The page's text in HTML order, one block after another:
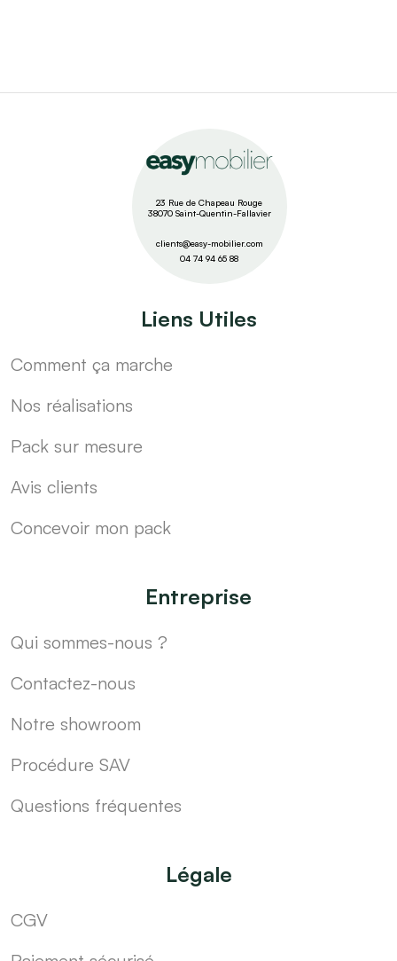
23 Rue de Chapeau Rouge
38070 Saint-Quentin-Fallavier
clients@easy-mobilier.com
04 74 94 65 88
Liens Utiles
Comment ça marche
Nos réalisations
Pack sur mesure
Avis clients
Concevoir mon pack
Entreprise
Qui sommes-nous ?
Contactez-nous
Notre showroom
Procédure SAV
Questions fréquentes
Légale
CGV